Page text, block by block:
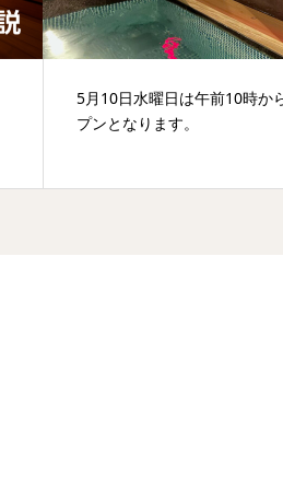
5月10日水曜日は午前10時か
プンとなります。